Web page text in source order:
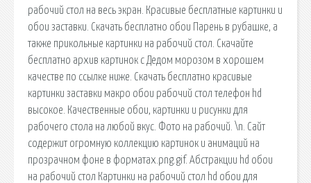
рабочий стол на весь экран. Красивые бесплатные картинки и
обои заставки. Скачать бесплатно обои Парень в рубашке, а
также прикольные картинки на рабочий стол. Скачайте
бесплатно архив картинок с Дедом морозом в хорошем
качестве по ссылке ниже. Cкачать бесплатно красивые
картинки заставки макро обои рабочий стол телефон hd
высокое. Качественные обои, картинки и рисунки для
рабочего стола на любой вкус. Фото на рабочий. \n. Сайт
содержит огромную коллекцию картинок и анимаций на
прозрачном фоне в форматах.png.gif. Абстракции hd обои
на рабочий стол Картинки на рабочий стол hd обои для